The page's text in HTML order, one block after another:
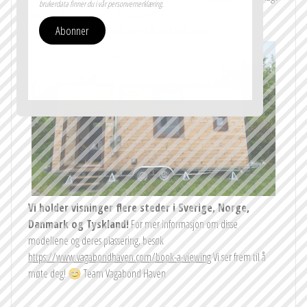
igjen for deg i ditt navn i resepsjonen.
For mer informasjon, bare
Vi holder visninger flere steder i Sverige, Norge,
Danmark og Tyskland!For mer informasjon om disse
modellene og deres plassering, besøk
https://www.vagabondhaven.com/book-a-viewingVi ser frem til å
møte deg! 😊 Team Vagabond Haven
brukerdata finner du i vår personvernerklæring.
Abonner